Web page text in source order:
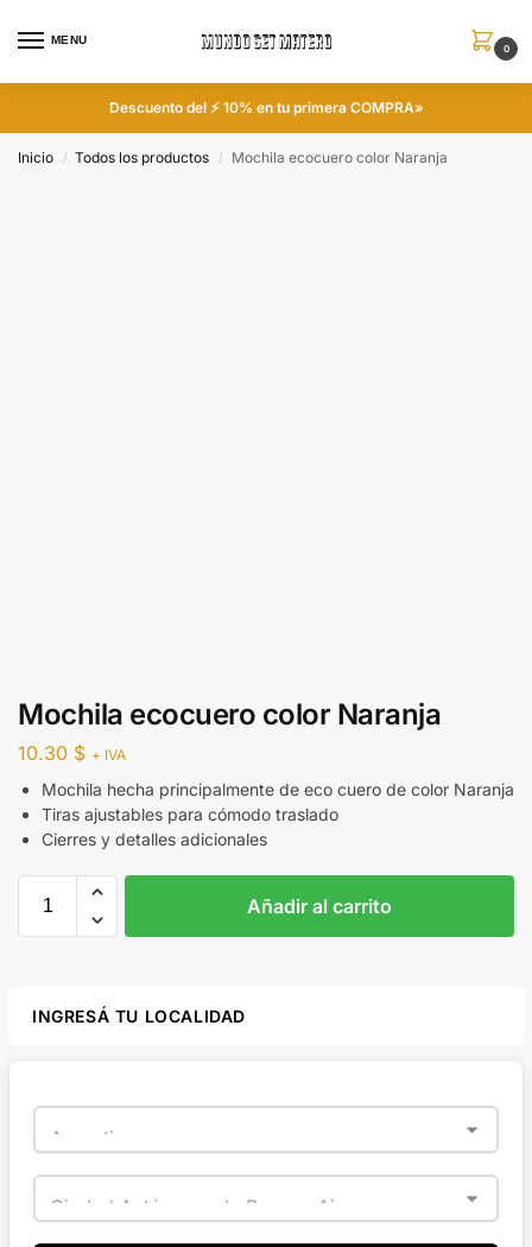
MENU
0
Descuento del ⚡ 10% en tu primera COMPRA»
Inicio / Todos los productos / Mochila ecocuero color Naranja
Mochila ecocuero color Naranja
10.30 $ + IVA
Mochila hecha principalmente de eco cuero de color Naranja
Tiras ajustables para cómodo traslado
Cierres y detalles adicionales
Añadir al carrito
INGRESÁ TU LOCALIDAD